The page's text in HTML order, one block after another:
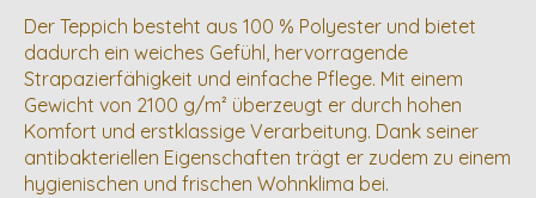
Der Teppich besteht aus 100 % Polyester und bietet
dadurch ein weiches Gefühl, hervorragende
Strapazierfähigkeit und einfache Pflege. Mit einem
Gewicht von 2100 g/m² überzeugt er durch hohen
Komfort und erstklassige Verarbeitung. Dank seiner
antibakteriellen Eigenschaften trägt er zudem zu einem
hygienischen und frischen Wohnklima bei.